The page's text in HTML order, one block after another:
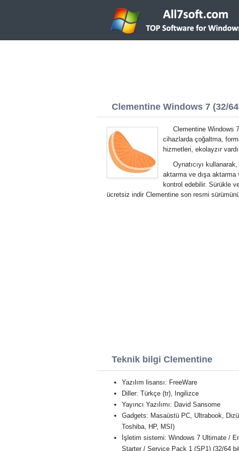
Clementine Windows 7 (32/
Clementine Windows
cihazlarda çoğaltma,
hizmetleri, ekolayzır
Oynatıcıyı
aktarma ve dışa
kontrol edebilir. Sürükle
ücretsiz indir Clementine son resmi
Teknik bilgi Clementine
Yazılım lisansı: FreeWare
Diller: Türkçe (tr), Ingilizce
Yayıncı Yazılımı: David Sansome
Gadgets: Masaüstü PC, Ultrabook,
Toshiba, HP, MSI)
İşletim sistemi: Windows 7 Ultimate /
Starter / Service Pack 1 (SP1) (32/64